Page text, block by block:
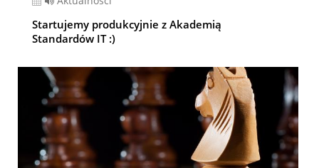
Startujemy produkcyjnie z Akademią
Standardów IT :)